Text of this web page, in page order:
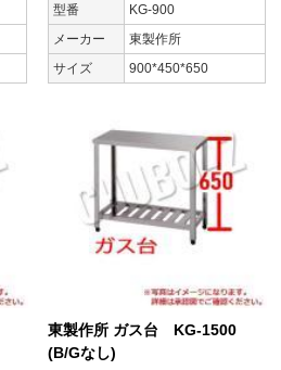
型番
KG-900
メーカー
東製作所
サイズ
900*450*650
東製作所 ガス台 KG-1500
(B/Gなし)